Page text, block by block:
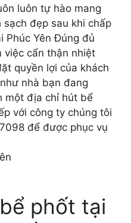
luôn tự hào mang
đẹp sau khi chấp
Phúc Yên Đúng đủ
việc cẩn thận nhiệt
quyền lợi của khách
nhà bạn đang
một địa chỉ hút bể
với công ty chúng tôi
để được phục vụ
phốt tại